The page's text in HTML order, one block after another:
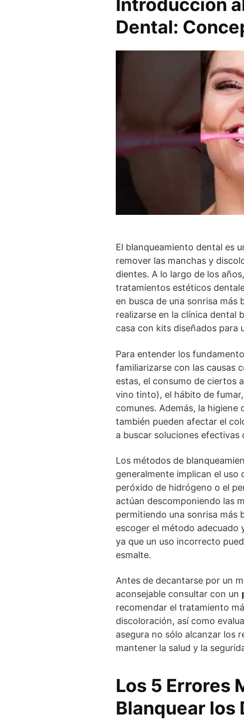
Introducción
Dental:
El blanqueamiento dental es
remover las manchas y
dientes. A lo largo de los
tratamientos estéticos
en busca de una sonrisa más
realizarse en la clínica dental
casa con kits diseñados para
Para entender los
familiarizarse con las causas
estas, el consumo de ciertos
vino tinto), el hábito de
comunes. Además, la
también pueden afectar el
a buscar soluciones efectivas
Los métodos de
generalmente implican el uso
peróxido de hidrógeno o el
actúan descomponiendo las
permitiendo una sonrisa más
escoger el método adecuado
ya que un uso incorrecto
esmalte.
Antes de decantarse por un
aconsejable consultar con un
recomendar el tratamiento
discoloración, así como
asegura no sólo alcanzar los
mantener la salud y la
Los 5 Errores
Blanquear los